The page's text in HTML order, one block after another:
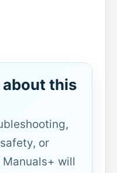
about this
or
will